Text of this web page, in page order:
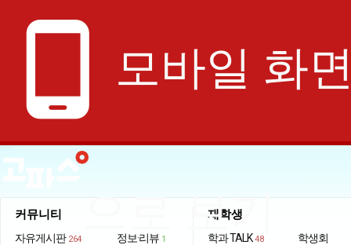
phone_android 모바일 화
으로 보기
커뮤니티
자유게시판 264 정보·리뷰 1
재학생
학과 TALK 48
학생회